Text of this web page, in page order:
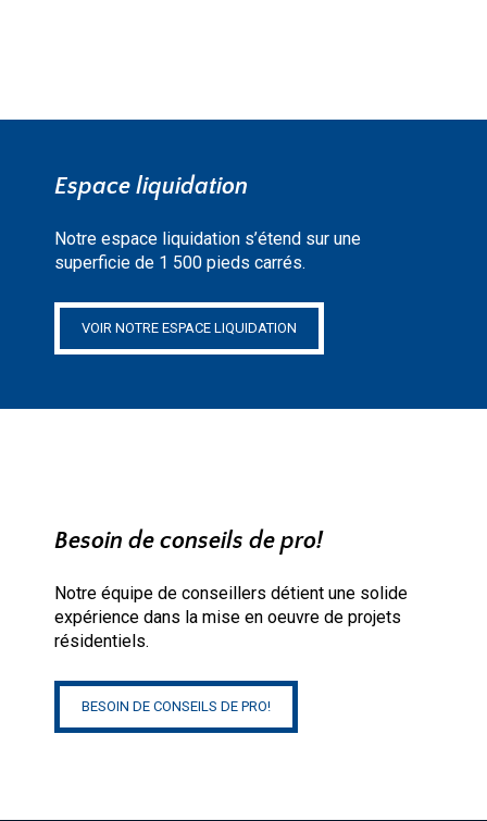
Espace liquidation
Notre espace liquidation s’étend sur une
superficie de 1 500 pieds carrés.
VOIR NOTRE ESPACE LIQUIDATION
Besoin de conseils de pro!
Notre équipe de conseillers détient une solide
expérience dans la mise en oeuvre de projets
résidentiels.
BESOIN DE CONSEILS DE PRO!